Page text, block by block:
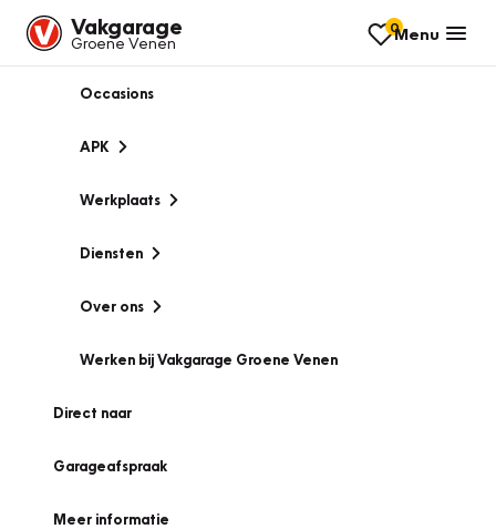
Vakgarage
Groene Venen
0Menu
Occasions
APK
Werkplaats
Diensten
Over ons
Werken bij Vakgarage Groene Venen
Direct naar
Garageafspraak
Meer informatie